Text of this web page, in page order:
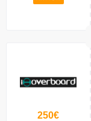
250€